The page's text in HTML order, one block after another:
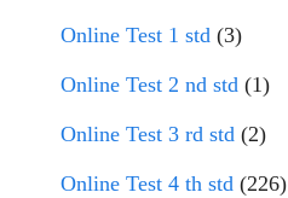
Online Test 1 std (3)
Online Test 2 nd std (1)
Online Test 3 rd std (2)
Online Test 4 th std (226)